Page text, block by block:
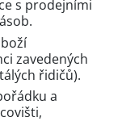
s prodejními
zavedených
řidičů).
a